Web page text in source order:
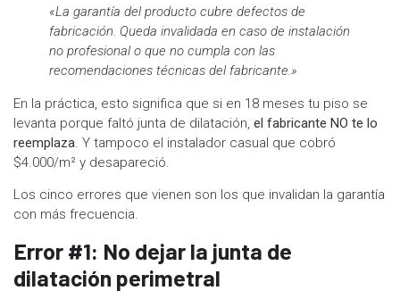
«La garantía del producto cubre defectos de
fabricación. Queda invalidada en caso de instalación
no profesional o que no cumpla con las
recomendaciones técnicas del fabricante.»
En la práctica, esto significa que si en 18 meses tu piso se
levanta porque faltó junta de dilatación, el fabricante NO te lo
reemplaza. Y tampoco el instalador casual que cobró
$4.000/m² y desapareció.
Los cinco errores que vienen son los que invalidan la garantía
con más frecuencia.
Error #1: No dejar la junta de
dilatación perimetral